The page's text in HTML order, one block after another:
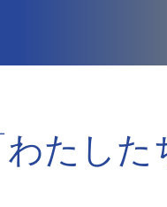
たした